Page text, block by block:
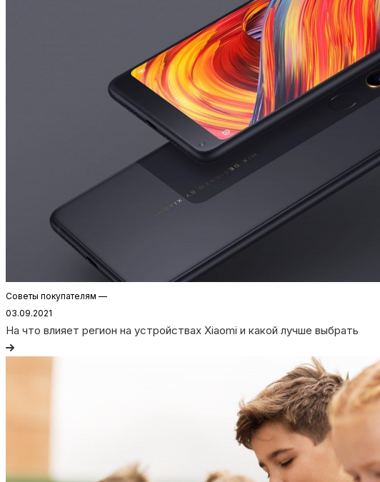
Советы покупателям —
03.09.2021
На что влияет регион на устройствах Xiaomi и какой лучше выбрать